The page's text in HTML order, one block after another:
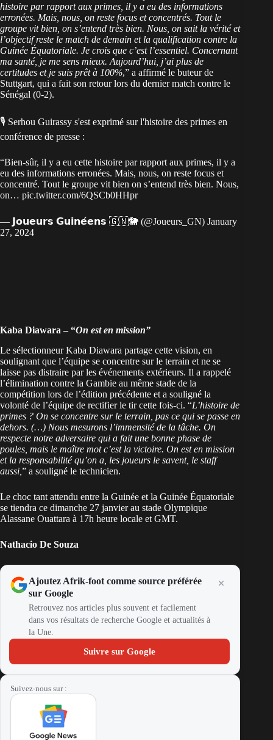
histoire par rapport aux primes, il y a eu des informations
erronées. Mais, nous, on reste focus et concentrés. Tout le
groupe vit bien, on s’entend très bien. Nous, on sait la vérité et
l’objectif reste le match de demain et la qualification contre la
Guinée Équatoriale. Je crois que c’est l’essentiel. Concernant
ma santé, je me sens mieux. Aujourd’hui, j’ai plus de
certitudes et je suis prêt à 100%,” a affirmé le buteur de
Stuttgart, qui a fait son retour lors du dernier match contre le
Sénégal (0-2).
🎙️ Serhou Guirassy s'est exprimé sur l'histoire des primes en
conférence de presse :
“Bien-sûr, il y a eu cette histoire par rapport aux primes, il y a
eu des informations erronées. Mais, nous, on reste focus et
concentré. Tout le groupe vit bien on s’entend très bien. Nous,
on… pic.twitter.com/6QSCb0HHpr
— 𝗝𝗼𝘂𝗲𝘂𝗿𝘀 𝗚𝘂𝗶𝗻𝗲́𝗲𝗻𝘀 🇬🇳🐘 (@Joueurs_GN) January
27, 2024
Kaba Diawara – “On est en mission”
Le sélectionneur Kaba Diawara partage cette vision, en
soulignant que l’équipe se concentre sur le terrain et ne se
laisse pas distraire par les événements extérieurs. Il a rappelé
l’élimination contre la Gambie au même stade de la
compétition lors de l’édition précédente et a souligné la
volonté de l’équipe de rectifier le tir cette fois-ci. “L’histoire de
primes ? On se concentre sur le terrain, pas ce qui se passe en
dehors. (…) Nous mesurons l’immensité de la tâche. On
respecte notre adversaire qui a fait une bonne phase de
poules, mais le maître mot c’est la victoire. On est en mission
et la responsabilité qu’on a, les joueurs le savent, le staff
aussi, ” a souligné le technicien.
Le choc tant attendu entre la Guinée et la Guinée Équatoriale
se tiendra ce dimanche 27 janvier au stade Olympique
Alassane Ouattara à 17h heure locale et GMT.
Nathacio De Souza
Ajoutez Afrik-foot comme source préférée
sur Google
Retrouvez nos articles plus souvent et facilement
dans vos résultats de recherche Google et actualités à
la Une.
Suivre sur Google
Suivez-nous sur :